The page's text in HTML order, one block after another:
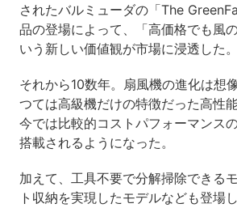
されたバルミューダの「The
品の登場によって、「高価格でも風
いう新しい価値観が市場に浸透した。
それから10数年。扇風機の進化は想
つては高級機だけの特徴だった高性
今では比較的コストパフォーマンス
搭載されるようになった。
加えて、工具不要で分解掃除できる
ト収納を実現したモデルなども登場